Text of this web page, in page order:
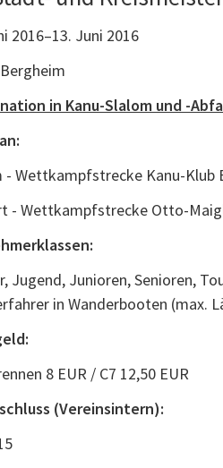
2016–13. Juni 2016
in Kanu-Slalom und -
- Wettkampfstrecke Kanu-Klub
- Wettkampfstrecke Otto-
Jugend, Junioren, Senioren,
in Wanderbooten (max.
8 EUR / C7 12,50 EUR
(Vereinsintern):